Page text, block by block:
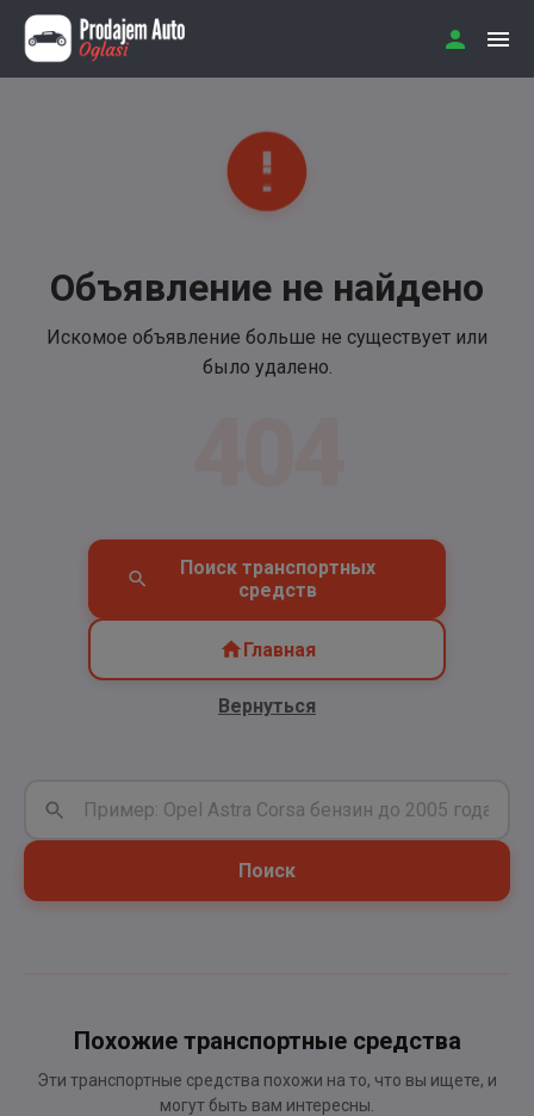
Объявление не найдено
Искомое объявление больше не существует или
было удалено.
Поиск транспортных
средств
Главная
Вернуться
Поиск
Похожие транспортные средства
Эти транспортные средства похожи на то, что вы ищете, и
могут быть вам интересны.